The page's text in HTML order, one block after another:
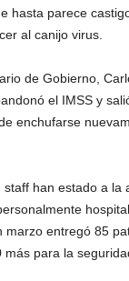
hasta parece
al canijo virus.
de Gobierno,
el IMSS y
enchufarse
han estado a la
entregó 85
para la